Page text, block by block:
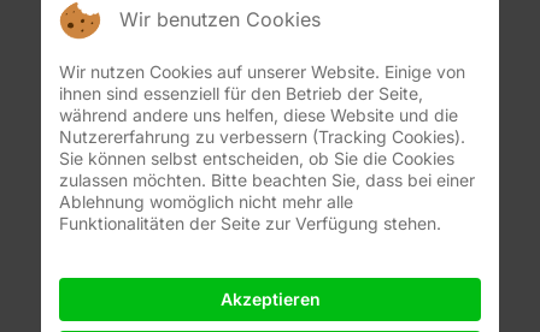
Michaela Bausewein
06181 953 30
Wir benutzen Cookies
Wir nutzen Cookies auf unserer Website. Einige von
ihnen sind essenziell für den Betrieb der Seite,
während andere uns helfen, diese Website und die
Nutzererfahrung zu verbessern (Tracking Cookies).
Sie können selbst entscheiden, ob Sie die Cookies
zulassen möchten. Bitte beachten Sie, dass bei einer
Ablehnung womöglich nicht mehr alle
Funktionalitäten der Seite zur Verfügung stehen.
Akzeptieren